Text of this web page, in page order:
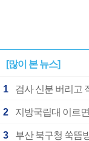
[많이 본 뉴스]
1
2 지방국립대 이르
3 부산 북구청 쑥뜸